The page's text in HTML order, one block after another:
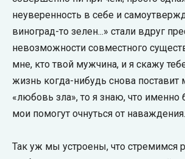
неуверенность в себе и
виноград-то зелен...» стали вдруг
невозможности совместного
мне, кто твой мужчина, и я скажу
жизнь когда-нибудь снова поставит
«любовь зла», то я знаю, что именно
мои помогут очнуться от наваждения.
Так уж мы устроены, что стремимся